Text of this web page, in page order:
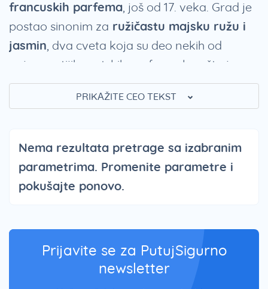
francuskih parfema, još od 17. veka. Grad je
postao sinonim za ružičastu majsku ružu i
jasmin, dva cveta koja su deo nekih od
najpoznatijih svetskih parfema, kao što je
Chanel No. 5.
Provansa je regija koja odiše posebnim
treba posetiti kada se nađete na jugu
Francuske. Ukoliko ste se odlučili za Gras
putovanje isplanirajte na našem sajtu, gde
njemu bliske destinacije u ponudi.
Gras smeštaj: apartmani i hoteli
PRIKAŽITE CEO TEKST
Nema rezultata pretrage sa izabranim
parametrima. Promenite parametre i
pokušajte ponovo.
Prijavite se za PutujSigurno
newsletter